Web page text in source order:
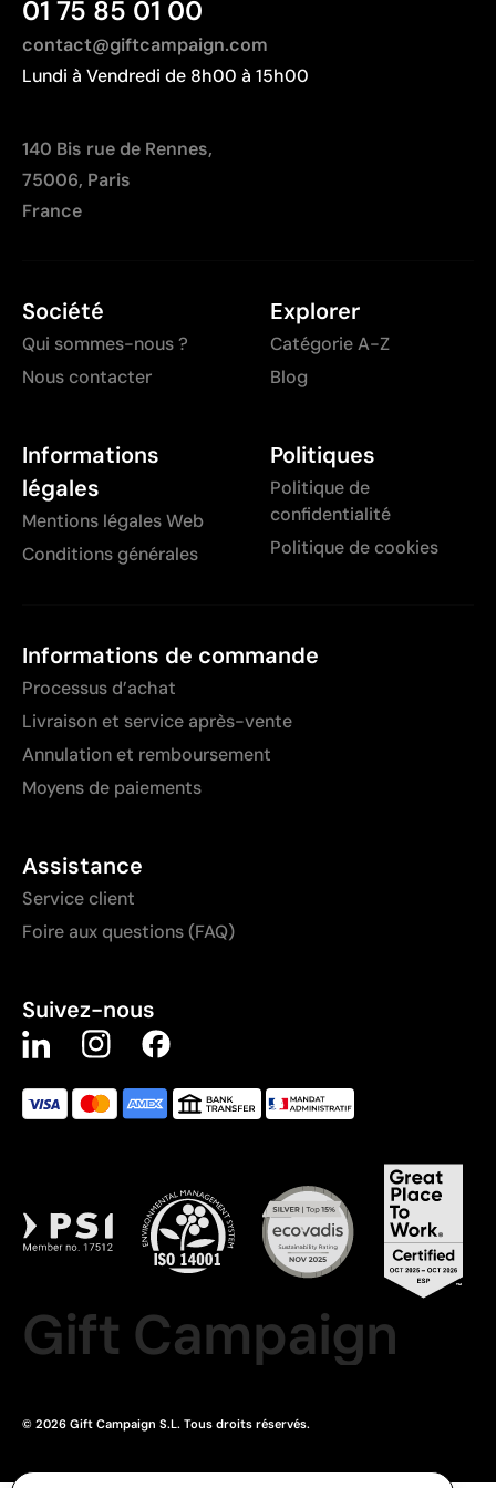
01 75 85 01 00
contact@giftcampaign.com
Lundi à Vendredi de 8h00 à 15h00
140 Bis rue de Rennes,
75006, Paris
France
Société
Qui sommes-nous ?
Nous contacter
Explorer
Catégorie A-Z
Blog
Informations
légales
Mentions légales Web
Conditions générales
Politiques
Politique de
confidentialité
Politique de cookies
Informations de commande
Processus d’achat
Livraison et service après-vente
Annulation et remboursement
Moyens de paiements
Assistance
Service client
Foire aux questions (FAQ)
Suivez-nous
Gift Campaign
© 2026 Gift Campaign S.L. Tous droits réservés.